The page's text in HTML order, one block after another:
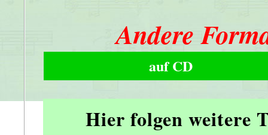
Andere
auf CD
Hier folgen weitere